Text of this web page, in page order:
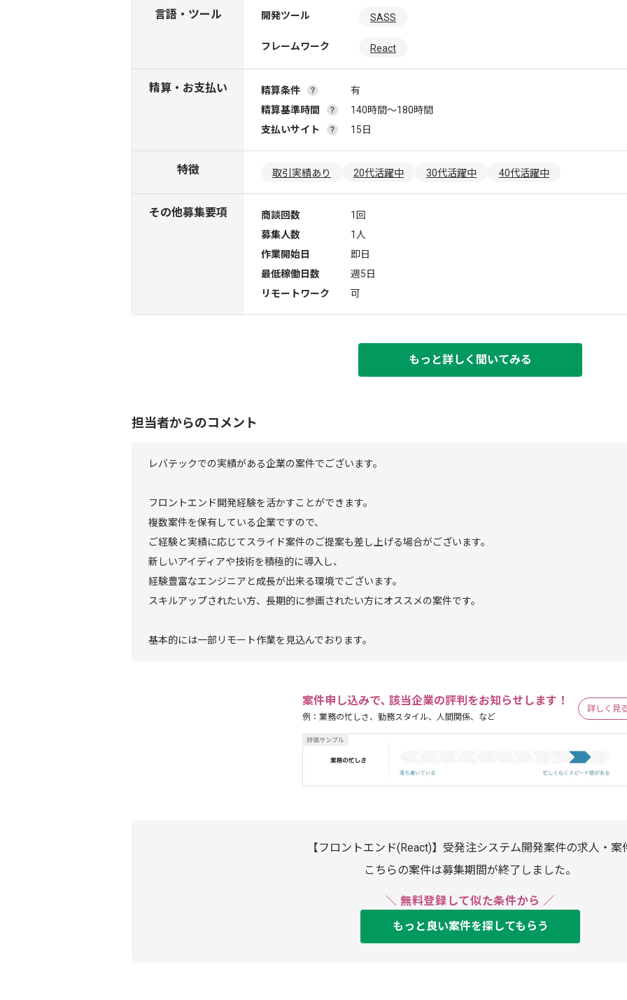
言語・ツール 開発ツール SASS
フレームワーク React
精算・お支払い 精算条件
有
精算基準時間
140時間〜180時間
支払いサイト
15日
特徴 取引実績あり 20代活躍中 30代活躍中 40代活躍中
その他募集要項 商談回数
1回
募集人数
1人
作業開始日
即日
最低稼働日数
週5日
リモートワーク
可
もっと詳しく聞いてみる
担当者からのコメント
レバテックでの実績がある企業の案件でございます。
フロントエンド開発経験を活かすことができます。
複数案件を保有している企業ですので、
ご経験と実績に応じてスライド案件のご提案も差し上げる場合がございます。
新しいアイディアや技術を積極的に導入し、
経験豊富なエンジニアと成長が出来る環境でございます。
スキルアップされたい方、長期的に参画されたい方にオススメの案件です。
基本的には一部リモート作業を見込んでおります。
案件申し込みで､ 該当企業の評判をお知らせします！
例：業務の忙しさ、勤務スタイル、人間関係、など
詳しく見
【フロントエンド(React)】受発注システム開発案件の求人・案
こちらの案件は募集期間が終了しました。
＼ 無料登録して似た条件から ／
もっと良い案件を探してもらう